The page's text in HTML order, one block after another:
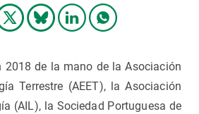
2018 de la mano de la Asociación
Terrestre (AEET), la Asociación
(AIL), la Sociedad Portuguesa de